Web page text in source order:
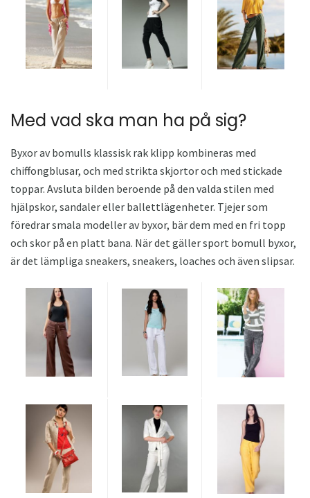
Med vad ska man ha på sig?
Byxor av bomulls klassisk rak klipp kombineras med
chiffongblusar, och med strikta skjortor och med stickade
toppar. Avsluta bilden beroende på den valda stilen med
hjälpskor, sandaler eller ballettlägenheter. Tjejer som
föredrar smala modeller av byxor, bär dem med en fri topp
och skor på en platt bana. När det gäller sport bomull byxor,
är det lämpliga sneakers, sneakers, loaches och även slipsar.